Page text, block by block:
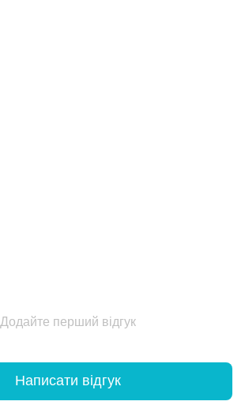
Додайте перший відгук
Написати відгук